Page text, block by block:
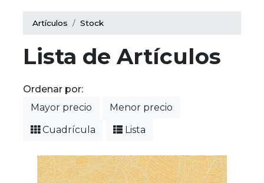
Filtrar
color
Modelos
Artículos Stock
Lista de Artículos
Ordenar por:
Mayor precio
Menor precio
Cuadrícula
Lista